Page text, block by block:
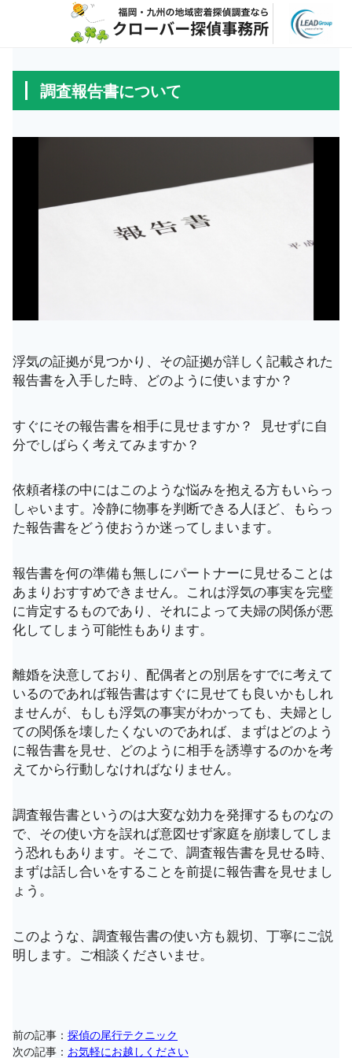
調査報告書について
浮気の証拠が見つかり、その証拠が詳しく記載された
報告書を入手した時、どのように使いますか？
すぐにその報告書を相手に見せますか？ 見せずに自
分でしばらく考えてみますか？
依頼者様の中にはこのような悩みを抱える方もいらっ
しゃいます。冷静に物事を判断できる人ほど、もらっ
た報告書をどう使おうか迷ってしまいます。
報告書を何の準備も無しにパートナーに見せることは
あまりおすすめできません。これは浮気の事実を完璧
に肯定するものであり、それによって夫婦の関係が悪
化してしまう可能性もあります。
離婚を決意しており、配偶者との別居をすでに考えて
いるのであれば報告書はすぐに見せても良いかもしれ
ませんが、もしも浮気の事実がわかっても、夫婦とし
ての関係を壊したくないのであれば、まずはどのよう
に報告書を見せ、どのように相手を誘導するのかを考
えてから行動しなければなりません。
調査報告書というのは大変な効力を発揮するものなの
で、その使い方を誤れば意図せず家庭を崩壊してしま
う恐れもあります。そこで、調査報告書を見せる時、
まずは話し合いをすることを前提に報告書を見せまし
ょう。
このような、調査報告書の使い方も親切、丁寧にご説
明します。ご相談くださいませ。
前の記事： 探偵の尾行テクニック
次の記事： お気軽にお越しください